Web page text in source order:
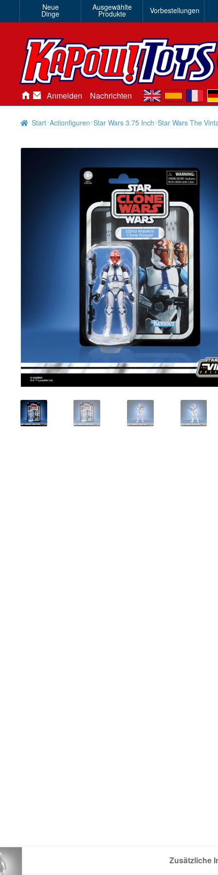
Neue
Dinge
Ausgewählte
Produkte Vorbestellungen
Anmelden Nachrichten en es de
Start Actionfiguren Star Wars 3.75 Inch Star Wars The
Zusätzliche